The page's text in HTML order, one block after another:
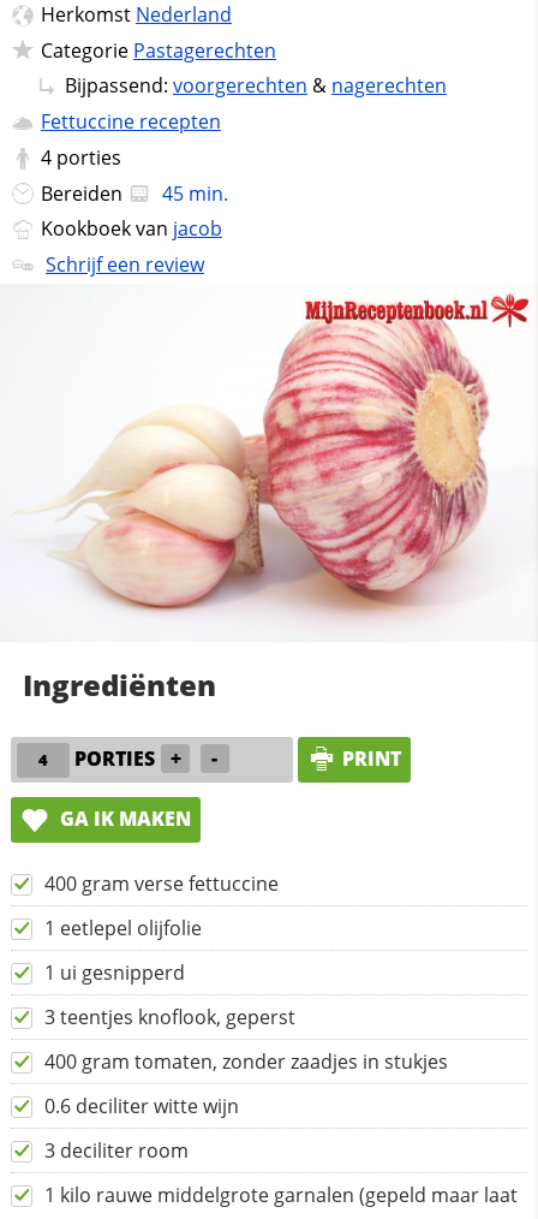
Herkomst Nederland
Categorie Pastagerechten
Bijpassend: voorgerechten & nagerechten
Fettuccine recepten
4 porties
Bereiden
45 min.
Kookboek van jacob
Schrijf een review
Ingrediënten
PORTIES + - PRINT
GA IK MAKEN
400 gram verse fettuccine
1 eetlepel olijfolie
1 ui gesnipperd
3 teentjes knoflook, geperst
400 gram tomaten, zonder zaadjes in stukjes
0.6 deciliter witte wijn
3 deciliter room
1 kilo rauwe middelgrote garnalen (gepeld maar laat